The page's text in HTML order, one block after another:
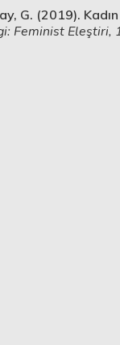
G. (2019).
Feminist Eleştiri,